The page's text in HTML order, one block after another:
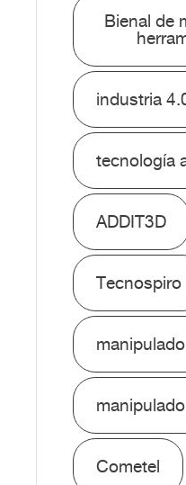
Bienal de
industria
tecnología
ADDIT3D
Tecnospiro
Cometel